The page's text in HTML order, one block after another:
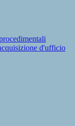
d'ufficio